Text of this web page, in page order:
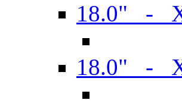
18.0" -
18.0" -